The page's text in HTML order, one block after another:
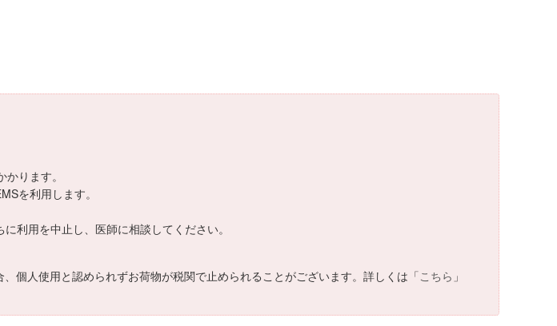
ります。
を利用します。
利用を中止し、医師に相談してください。
個人使用と認められずお荷物が税関で止められることがございます。詳しくは「こちら 」